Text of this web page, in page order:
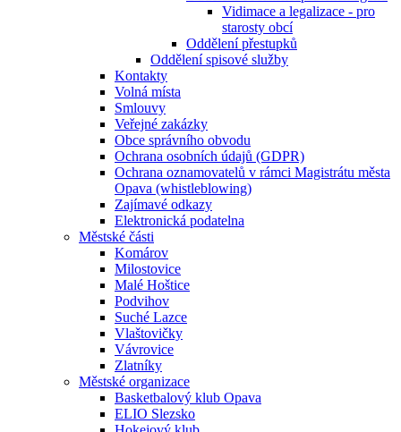
Vidimace a legalizace - pro
starosty obcí
Oddělení přestupků
Oddělení spisové služby
Kontakty
Volná místa
Smlouvy
Veřejné zakázky
Obce správního obvodu
Ochrana osobních údajů (GDPR)
Ochrana oznamovatelů v rámci Magistrátu města
Opava (whistleblowing)
Zajímavé odkazy
Elektronická podatelna
Městské části
Komárov
Milostovice
Malé Hoštice
Podvihov
Suché Lazce
Vlaštovičky
Vávrovice
Zlatníky
Městské organizace
Basketbalový klub Opava
ELIO Slezsko